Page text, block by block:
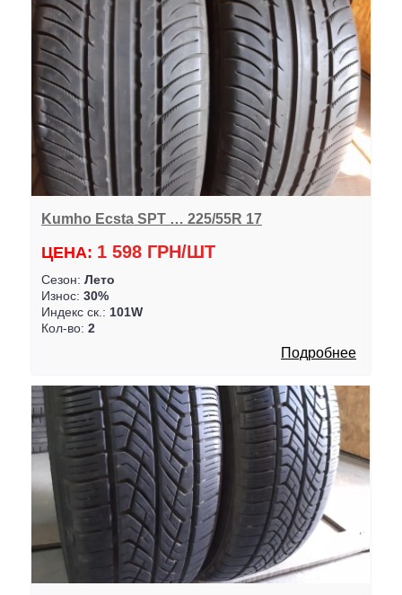
Kumho Ecsta SPT … 225/55R 17
ЦЕНА: 1 598 ГРН/ШТ
Сезон: Лето
Износ: 30%
Индекс ск.: 101W
Кол-во: 2
Подробнее